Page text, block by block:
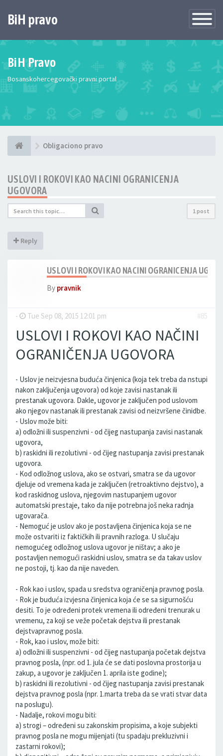
Toggle
BiH pravo
BiH Pravo
Bosanskohercegovački pravni portal
Obligaciono pravo
USLOVI I ROKOVI KAO NACINI OGRANICENJA
UGOVORA
1 post
Reply
USLOVI I ROKOVI KAO NACINI OGRANICENJA
By pravnik
- Tue Sep 08, 2015 12:01 pm #85
USLOVI I ROKOVI KAO NAČINI
OGRANIČENJA UGOVORA
- Uslov je neizvjesna buduća činjenica (koja tek treba da nstupi
nakon zaključenja ugovora) od koje zavisi nastanak ili
prestanak ugovora. Dakle, ugovor je zaključen pod uslovom
ako njegov nastanak ili prestanak zavisi od neizvršene činidbe.
- Uslov može biti:
a) odložni ili suspenzivni - od čijeg nastupanja zavisi nastanak
ugovora,
b) raskidni ili rezolutivni - od čijeg nastupanja zavisi prestanak
ugovora.
- Kod odložnog uslova, ako se ostvari, smatra se da ugovor
djeluje od vremena kada je zaključen (retroaktivno dejstvo), a
kod raskidnog uslova, njegovim nastupanjem ugovor
automatski prestaje, tako da nije potrebna još neka radnja
ugovarača.
- Nemoguć je uslov ako je postavljena činjenica koja se ne
može ostvariti iz faktičkih ili pravnih razloga. U slučaju
nemogućeg odložnog uslova ugovor je ništav; a ako je
postavljen nemogući raskidni uslov, smatra se da takav uslov
ne postoji, tj. kao da nije naveden.
- Rok kao i uslov, spada u sredstva ograničenja pravnog posla.
- Rok je buduća izvjesna činjenica koja će se sa sigurnošću
desiti. To je određeni protek vremena ili određeni trenurak u
vremenu, za koji se veže početak dejstva ili prestanak
dejstvapravnog posla.
- Rok, kao i uslov, može biti:
a) odložni ili suspenzivni - od čijeg nastupanja početak dejstva
pravnog posla, (npr. od 1. jula će se dati poslovna prostorija u
zakup, a ugovor je zaključen 1. aprila iste godine);
b) raskidni ili rezolutivni - od čijeg nastupanja zavisi prestanak
dejstva pravnog posla (npr. 1.marta treba da se vrati stvar data
na poslugu).
- Nadalje, rokovi mogu biti:
a) strogi – određeni su zakonskim propisima, a koje subjekti
pravnog posla ne mogu mijenjati (tu spadaju prekluzivni i
zastarni rokovi);